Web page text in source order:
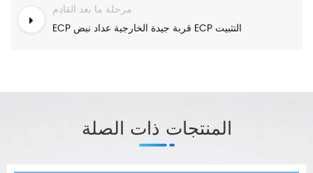
مرحلة ما بعد القادم
ECP قربة جيدة الخارجية عداد نبض ECP التثبيت
المنتجات ذات الصلة